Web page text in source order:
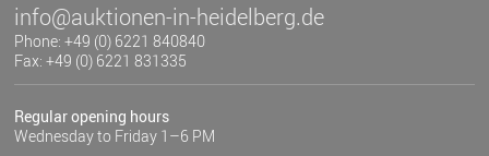
info@auktionen-in-heidelberg.de
Phone: +49 (0) 6221 840840
Fax: +49 (0) 6221 831335
Regular opening hours
Wednesday to Friday 1–6 PM